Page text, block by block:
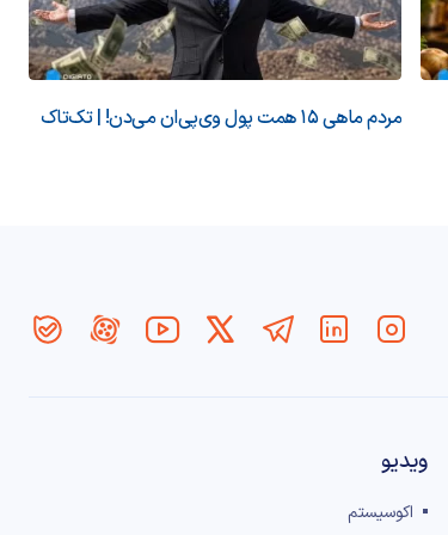
مردم ماهی ۱۵ همت پول وی‌پی‌ان می‌دن! | تک‌تاک
ویدیو
اکوسیستم